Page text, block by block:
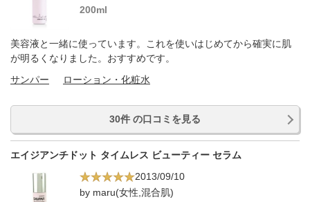
200ml
美容液と一緒に使っています。これを使いはじめてから確実に肌
が明るくなりました。おすすめです。
サンパー
ローション・化粧水
30件 の口コミを見る
エイジアンチドット タイムレス ビューティー セラム
2013/09/10
by maru(女性,混合肌)